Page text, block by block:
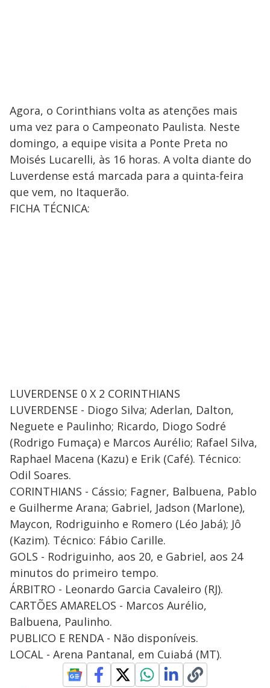
Agora, o Corinthians volta as atenções mais
uma vez para o Campeonato Paulista. Neste
domingo, a equipe visita a Ponte Preta no
Moisés Lucarelli, às 16 horas. A volta diante do
Luverdense está marcada para a quinta-feira
que vem, no Itaquerão.
FICHA TÉCNICA:
LUVERDENSE 0 X 2 CORINTHIANS
LUVERDENSE - Diogo Silva; Aderlan, Dalton,
Neguete e Paulinho; Ricardo, Diogo Sodré
(Rodrigo Fumaça) e Marcos Aurélio; Rafael Silva,
Raphael Macena (Kazu) e Erik (Café). Técnico:
Odil Soares.
CORINTHIANS - Cássio; Fagner, Balbuena, Pablo
e Guilherme Arana; Gabriel, Jadson (Marlone),
Maycon, Rodriguinho e Romero (Léo Jabá); Jô
(Kazim). Técnico: Fábio Carille.
GOLS - Rodriguinho, aos 20, e Gabriel, aos 24
minutos do primeiro tempo.
ÁRBITRO - Leonardo Garcia Cavaleiro (RJ).
CARTÕES AMARELOS - Marcos Aurélio,
Balbuena, Paulinho.
PUBLICO E RENDA - Não disponíveis.
LOCAL - Arena Pantanal, em Cuiabá (MT).